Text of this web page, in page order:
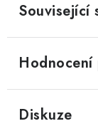
Související
Diskuze